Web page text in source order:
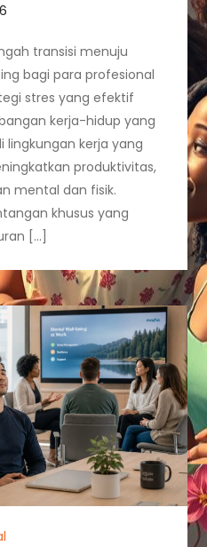
transisi menuju
bagi para profesional
stres yang efektif
kerja-hidup yang
lingkungan kerja yang
produktivitas,
mental dan fisik.
khusus yang
[…]